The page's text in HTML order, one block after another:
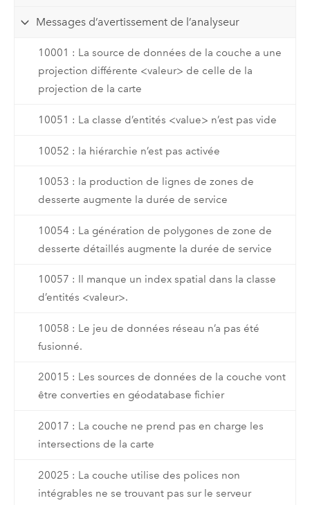
Messages d’avertissement de l’analyseur
10001 : La source de données de la couche a une
projection différente <valeur> de celle de la
projection de la carte
10051 : La classe d’entités <value> n’est pas vide
10052 : la hiérarchie n’est pas activée
10053 : la production de lignes de zones de
desserte augmente la durée de service
10054 : La génération de polygones de zone de
desserte détaillés augmente la durée de service
10057 : Il manque un index spatial dans la classe
d’entités <valeur>.
10058 : Le jeu de données réseau n’a pas été
fusionné.
20015 : Les sources de données de la couche vont
être converties en géodatabase fichier
20017 : La couche ne prend pas en charge les
intersections de la carte
20025 : La couche utilise des polices non
intégrables ne se trouvant pas sur le serveur